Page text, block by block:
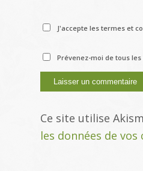
J'accepte les termes et
Prévenez-moi de tous
Ce site utilise
les données de